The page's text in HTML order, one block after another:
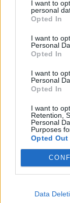
I want to
personal
Opted In
I want to
Personal
Opted In
I want to
Personal
Opted In
I want to
Retention,
Personal
Purposes
Opted Out
Data
πένθος θα
ερωτήσεων…
17:34 - 15
Η απάντηση
που
Χαλκιδική:
εκείνοι τον
Για τα μάτια